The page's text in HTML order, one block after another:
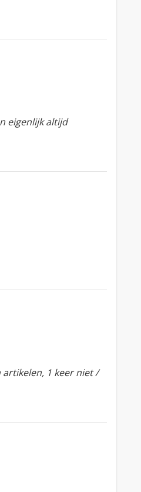
eigenlijk altijd
1 keer niet /